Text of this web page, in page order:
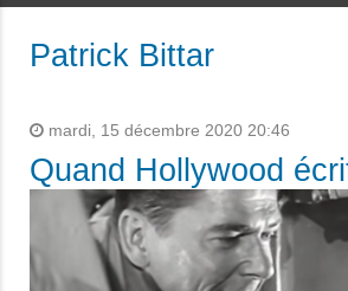
Patrick Bittar
mardi, 15 décembre 2020 20:46
Quand Hollywood